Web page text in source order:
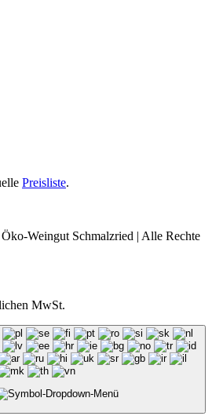
Preisliste.
Öko-Weingut Schmalzried | Alle Rechte
MwSt.